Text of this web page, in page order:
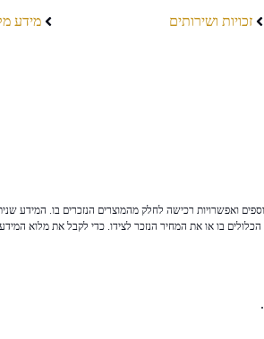
זכויות ושירותים
מידע
ואפשרויות רכישה לחלק מהמוצרים הנזכרים בו. המידע
בו או את המחיר הנזכר לצידו. כדי לקבל את מלוא